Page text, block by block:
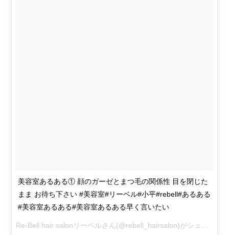
美容室あるある① 顔のガーゼとまつ毛の関係性 目を閉じた
まま お待ち下さい #美容室#リーベル#小平#rebell#あるある
#美容室あるある#美容室あるある早く言いたい
Re-Bell hair salonリーベルさん(@rebell_hairsalon)がシェアした投稿 –